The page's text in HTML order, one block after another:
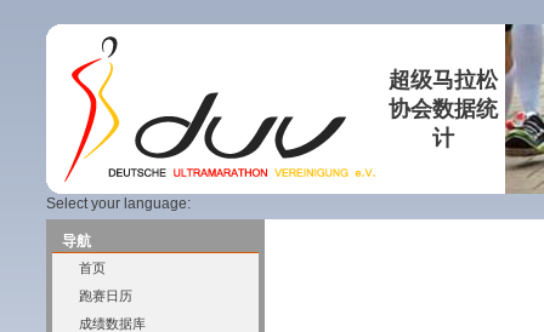
超级马拉松
协会数据统
计
Select your language:
导航
首页
跑赛日历
成绩数据库